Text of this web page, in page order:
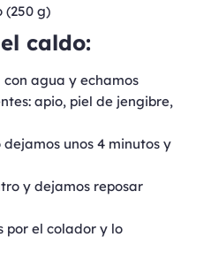
(250 g)
caldo:
con agua y echamos
apio, piel de jengibre,
unos 4 minutos y
y dejamos reposar
por el colador y lo